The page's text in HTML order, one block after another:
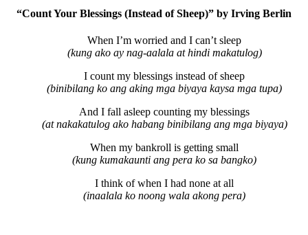
“Count Your Blessings (Instead of Sheep)” by Irving Berlin
When I’m worried and I can’t sleep
(kung ako ay nag-aalala at hindi makatulog)
I count my blessings instead of sheep
(binibilang ko ang aking mga biyaya kaysa mga tupa)
And I fall asleep counting my blessings
(at nakakatulog ako habang binibilang ang mga biyaya)
When my bankroll is getting small
(kung kumakaunti ang pera ko sa bangko)
I think of when I had none at all
(inaalala ko noong wala akong pera)